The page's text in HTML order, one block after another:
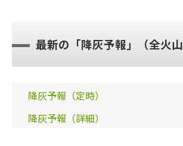
最新の「降灰予報」（全火
降灰予報（定時）
降灰予報（詳細）